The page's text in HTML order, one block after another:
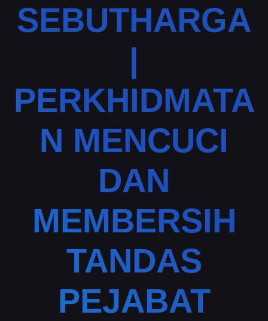
SEBUTHARGA
|
PERKHIDMATA
N MENCUCI
DAN
MEMBERSIH
TANDAS
PEJABAT